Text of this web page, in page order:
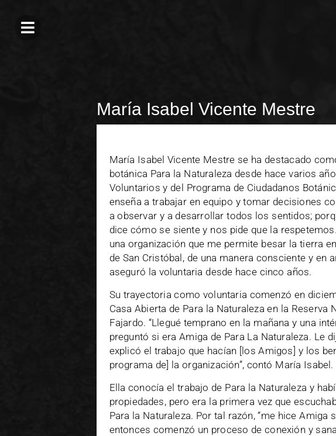
María Isabel Vicente Mestre
María Isabel Vicente Mestre se ha destacado
botánica Para la Naturaleza desde hace varios
Voluntarios y del Programa de Ciudadanos
enseña a trabajar en equipo y tomar decisiones
a observar y a desarrollar todos los sentidos;
dice cómo se siente y nos pide que la
una organización que me permite besar la tierra
de San Cristóbal, de una manera consciente y en
aseguró la voluntaria desde hace cinco años.
Su trayectoria como voluntaria comenzó en
Casa Abierta de Para la Naturaleza en la Reserva
Fajardo. “Llegué temprano en la mañana y una
preguntó si era Amiga de Para La Naturaleza. Le
explicó el trabajo que hacían [los Amigos] y los
programa de] la organización”, contó María Isabel.
Ella conocía el trabajo de Para la Naturaleza y
propiedades, pero era la primera vez que
Para la Naturaleza. Por tal razón, “me hice Amiga
entonces comenzó un proceso de conexión y